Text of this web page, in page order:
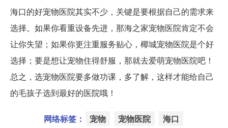
海口的好宠物医院其实不少，关键是要根据自己的需求来
选择。如果你看重设备先进，那海之家宠物医院肯定不会
让你失望；如果你更注重服务贴心，椰城宠物医院是个好
选择；要是想让宠物住得舒服，那就去爱萌宠物医院吧！
总之，选宠物医院要多做功课，多了解，这样才能给自己
的毛孩子选到最好的医院哦！
网络标签： 宠物 宠物医院 海口